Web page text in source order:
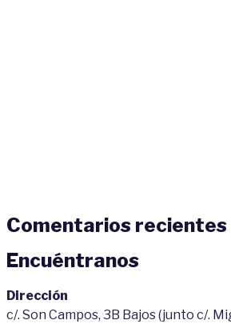
Comentarios recientes
Encuéntranos
Dirección
c/. Son Campos, 3B Bajos (junto c/.